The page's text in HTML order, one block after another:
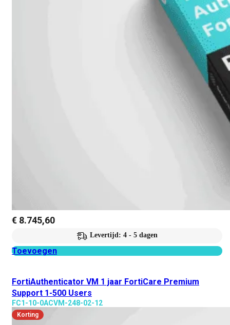
€ 8.745,60
Levertijd: 4 - 5 dagen
Toevoegen
FortiAuthenticator VM 1 jaar FortiCare Premium
Support 1-500 Users
FC1-10-0ACVM-248-02-12
Korting